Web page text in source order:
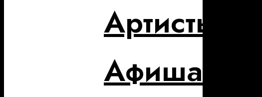
Артисты
Афиша